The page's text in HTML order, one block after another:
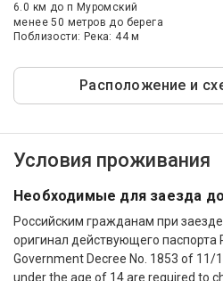
6.0 км до п Муромский
менее 50 метров до берега
Поблизости: Река: 44 м
Расположение и
Условия проживания
Необходимые для заезда
Российским гражданам при
оригинал действующего паспорта
Government Decree No. 1853 of 11/
under the age of 14 are required to